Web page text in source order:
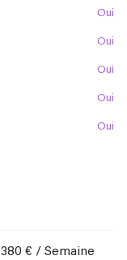
oui
oui
oui
oui
oui
380 € / Semaine